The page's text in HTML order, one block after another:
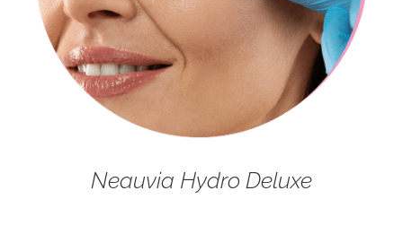
Neauvia Hydro Deluxe